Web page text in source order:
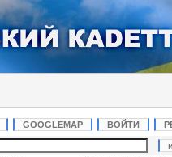
GOOGLEMAP ВОЙТИ